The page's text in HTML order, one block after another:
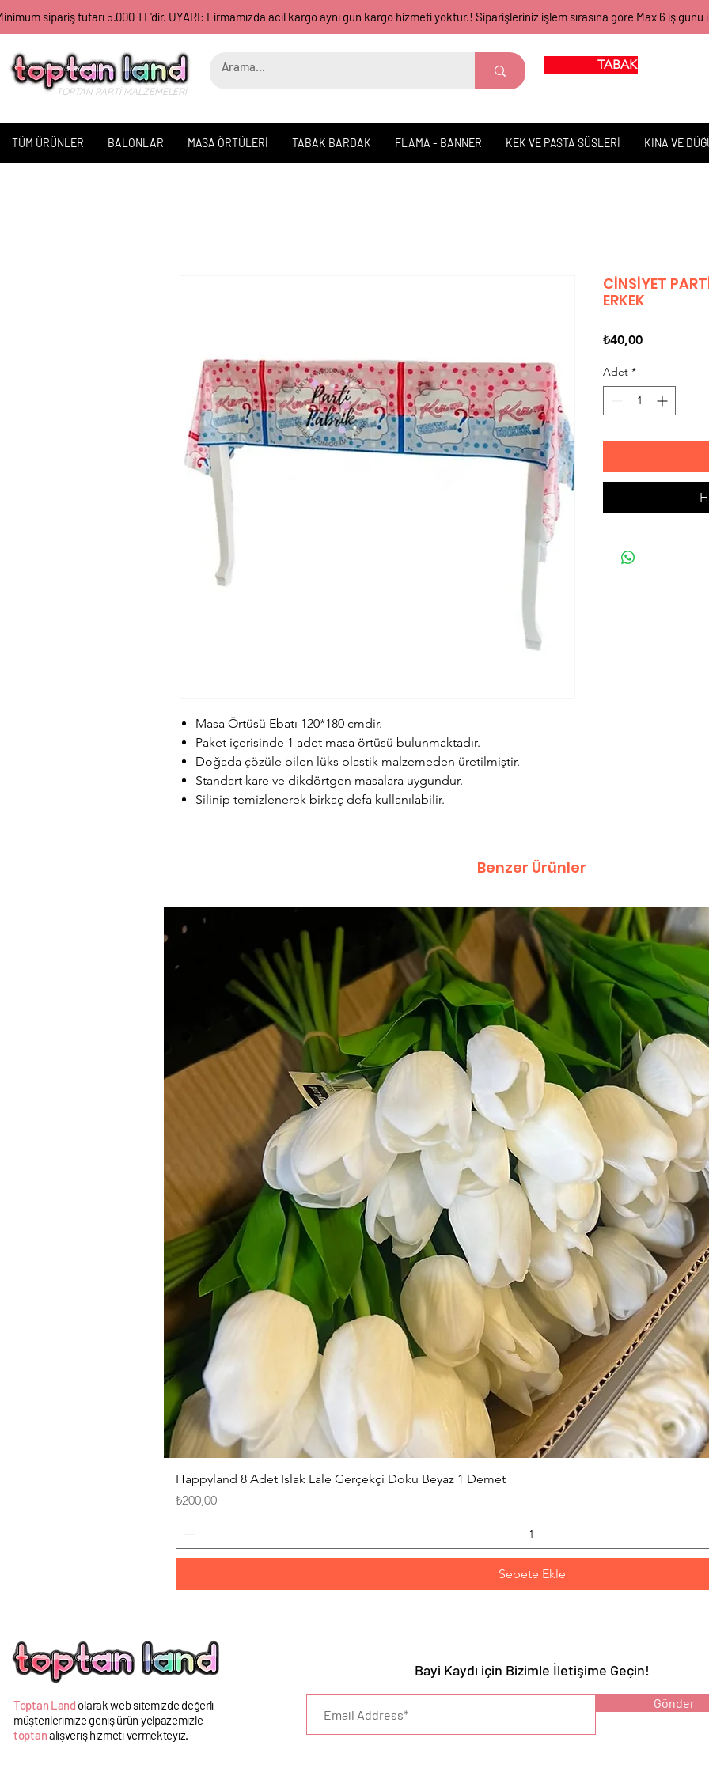
sipariş tutarı 5.000 TL'dir. UYARI: Firmamızda acil kargo aynı gün kargo hizmeti yoktur.! Siparişleriniz işlem sırasına göre Max 6 iş
TOPTAN PARTİ MALZEMELERİ
TABAK BARDAK
TÜM ÜRÜNLER BALONLAR MASA ÖRTÜLERİ TABAK BARDAK FLAMA - BANNER KEK VE PASTA SÜSLERİ KINA VE
Masa Örtüsü Ebatı 120*180 cmdir.
Paket içerisinde 1 adet masa örtüsü bulunmaktadır.
Doğada çözüle bilen lüks plastik malzemeden üretilmiştir.
Standart kare ve dikdörtgen masalara uygundur.
Silinip temizlenerek birkaç defa kullanılabilir.
CİNSİYET
ERKEK
₺40,00Fiyat
Adet *
Benzer Ürünler
Happyland 8 Adet Islak Lale Gerçekçi Doku Beyaz 1 Demet
Fiyat
₺200,00
Sepete Ekle
Toptan Land olarak web sitemizde değerli
müşterilerimize geniş ürün yelpazemizle
toptanalışveriş hizmeti vermekteyiz.
UYARI :
Bayi Kaydı için Bizimle İletişime Geçin!
Gönder